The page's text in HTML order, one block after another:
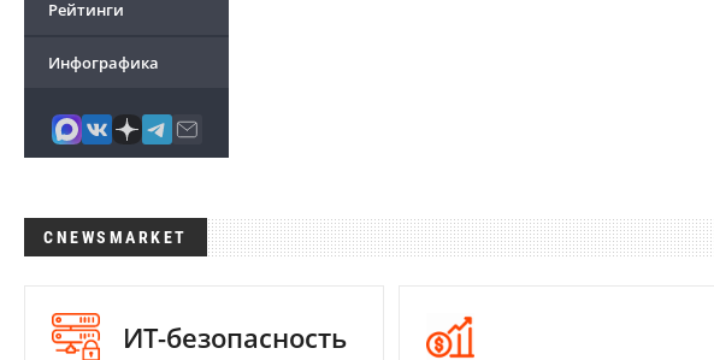
Рейтинги
Инфографика
CNEWSMARKET
ИТ-безопасность